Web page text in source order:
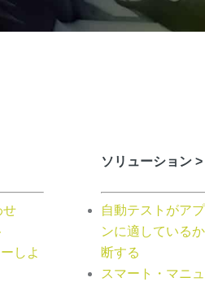
せ
しよ
ソリューション >
自動テストがア
ンに適している
断する
スマート・マニ